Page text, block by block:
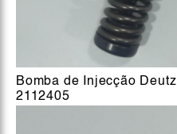
Bomba de Injecção Deutz
2112405